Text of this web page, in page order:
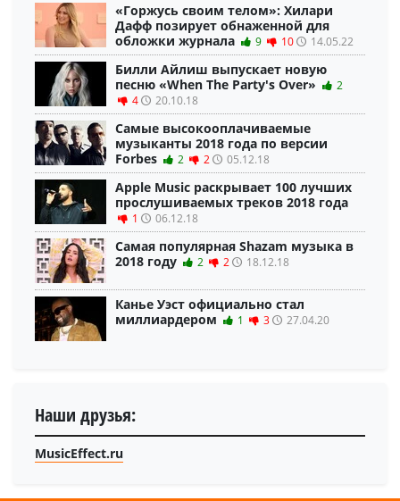
«Горжусь своим телом»: Хилари
Дафф позирует обнаженной для
обложки журнала
9 10 14.05.22
Билли Айлиш выпускает новую
песню «When The Party's Over»
2
4
20.10.18
Самые высокооплачиваемые
музыканты 2018 года по версии
Forbes
2 2 05.12.18
Apple Music раскрывает 100 лучших
прослушиваемых треков 2018 года
1 06.12.18
Самая популярная Shazam музыка в
2018 году
2 2 18.12.18
Канье Уэст официально стал
миллиардером
1 3 27.04.20
Наши друзья:
MusicEffect.ru